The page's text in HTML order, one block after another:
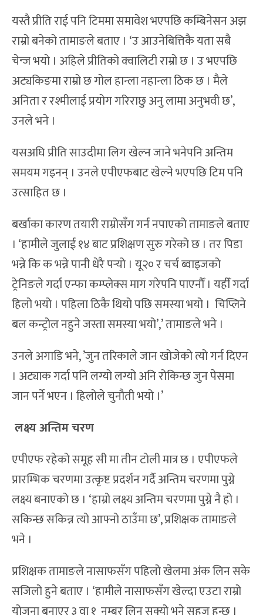
यस्तै प्रीति राई पनि टिममा समावेश भएपछि कम्बिनेसन अझ
राम्रो बनेको तामाङले बताए । ‘उ आउनेबित्तिकै यता सबै
चेन्ज भयो । अहिले प्रीतिको क्वालिटी राम्रो छ । उ भएपछि
अट्यकिङमा राम्रो छ गोल हान्ला नहान्ला ठिक छ । मैले
अनिता र रश्मीलाई प्रयोग गरिराछु अनु लामा अनुभवी छ’,
उनले भने ।
यसअघि प्रीति साउदीमा लिग खेल्न जाने भनेपनि अन्तिम
समयम गइनन् । उनले एपीएफबाट खेल्ने भएपछि टिम पनि
उत्साहित छ ।
बर्खाका कारण तयारी राम्रोसँग गर्न नपाएको तामाङले बताए
। ‘हामीले जुलाई १४ बाट प्रशिक्षण सुरु गरेको छ । तर पिडा
भन्ने कि क भन्ने पानी धेरै पर्‍यो । यू२० र चर्च ब्वाइजको
ट्रेनिङले गर्दा एन्फा कम्प्लेक्स माग गरेपनि पाएनौँ । यहीँ गर्दा
हिलो भयो । पहिला ठिकै थियो पछि समस्या भयो । चिप्लिने
बल कन्ट्रोल नहुने जस्ता समस्या भयो’,’ तामाङले भने ।
उनले अगाडि भने, ’जुन तरिकाले जान खोजेको त्यो गर्न दिएन
। अट्याक गर्दा पनि लग्यो लग्यो अनि रोकिन्छ जुन पेसमा
जान पर्ने भएन । हिलोले चुनौती भयो ।’
लक्ष्य अन्तिम चरण
एपीएफ रहेको समूह सी मा तीन टोली मात्र छ । एपीएफले
प्रारम्भिक चरणमा उत्कृष्ट प्रदर्शन गर्दै अन्तिम चरणमा पुग्ने
लक्ष्य बनाएको छ । ‘हाम्रो लक्ष्य अन्तिम चरणमा पुग्ने नै हो ।
सकिन्छ सकिन्न त्यो आफ्नो ठाउँमा छ’, प्रशिक्षक तामाङले
भने ।
प्रशिक्षक तामाङले नासाफसँग पहिलो खेलमा अंक लिन सके
सजिलो हुने बताए । ‘हामीले नासाफसँग खेल्दा एउटा राम्रो